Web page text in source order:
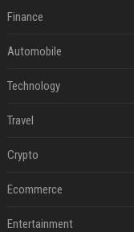
Finance
Automobile
Technology
Travel
Crypto
Ecommerce
Entertainment